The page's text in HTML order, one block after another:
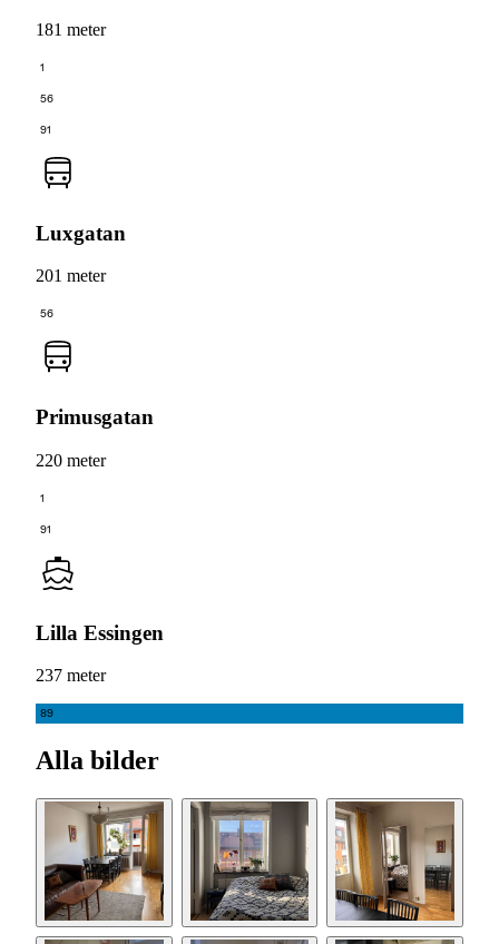
181 meter
1
56
91
Luxgatan
201 meter
56
Primusgatan
220 meter
1
91
Lilla Essingen
237 meter
89
Alla bilder